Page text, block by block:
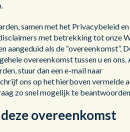
samen met het Privacybeleid en
met betrekking tot onze
aangeduid als de “overeenkomst”.
overeenkomst tussen u en ons.
stuur dan een e-mail naar
ons op het hierboven vermelde
zo snel mogelijk te
overeenkomst